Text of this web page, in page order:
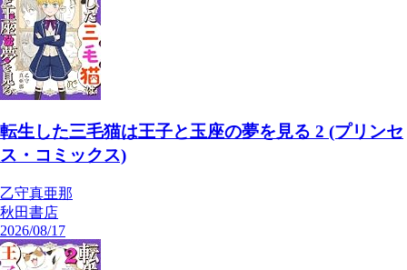
転生した三毛猫は王子と玉座の夢を見る 2 (プリンセ
ス・コミックス)
乙守真亜那
秋田書店
2026/08/17